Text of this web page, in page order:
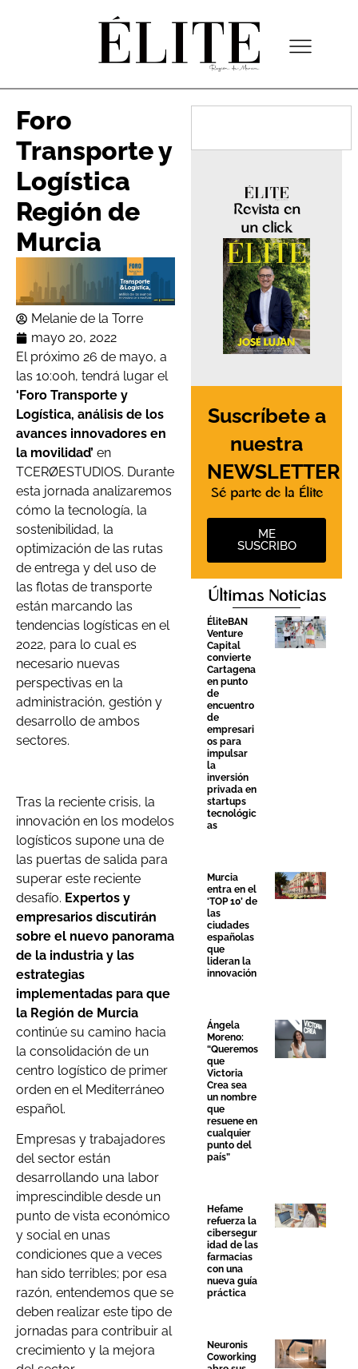
Foro
Transporte y
Logística
Región de
Murcia
Melanie de la Torre
mayo 20, 2022
El próximo 26 de mayo, a
las 10:00h, tendrá lugar el
‘Foro Transporte y
Logística, análisis de los
avances innovadores en
la movilidad’ en
TCERØESTUDIOS. Durante
esta jornada analizaremos
cómo la tecnología, la
sostenibilidad, la
optimización de las rutas
de entrega y del uso de
las flotas de transporte
están marcando las
tendencias logísticas en el
2022, para lo cual es
necesario nuevas
perspectivas en la
administración, gestión y
desarrollo de ambos
sectores.
Tras la reciente crisis, la
innovación en los modelos
logísticos supone una de
las puertas de salida para
superar este reciente
desafío. Expertos y
empresarios discutirán
sobre el nuevo panorama
de la industria y las
estrategias
implementadas para que
la Región de Murcia
continúe su camino hacia
la consolidación de un
centro logístico de primer
orden en el Mediterráneo
español.
Empresas y trabajadores
del sector están
desarrollando una labor
imprescindible desde un
punto de vista económico
y social en unas
condiciones que a veces
han sido terribles; por esa
razón, entendemos que se
deben realizar este tipo de
jornadas para contribuir al
crecimiento y la mejora
Revista en
un click
Suscríbete a
nuestra
NEWSLETTER
Sé parte de la Élite
ME
SUSCRIBO
Últimas Noticias
ÉliteBAN
Venture
Capital
convierte
Cartagena
en punto
de
encuentro
de
empresari
os para
impulsar
la
inversión
privada en
startups
tecnológic
as
Murcia
entra en el
‘TOP 10’ de
las
ciudades
españolas
que
lideran la
innovación
Ángela
Moreno:
“Queremos
que
Victoria
Crea sea
un nombre
que
resuene en
cualquier
punto del
país”
Hefame
refuerza la
cibersegur
idad de las
farmacias
con una
nueva guía
práctica
Neuronis
Coworking